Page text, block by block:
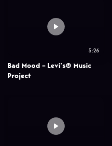
5:26
Bad Mood – Levi’s® Music
Project